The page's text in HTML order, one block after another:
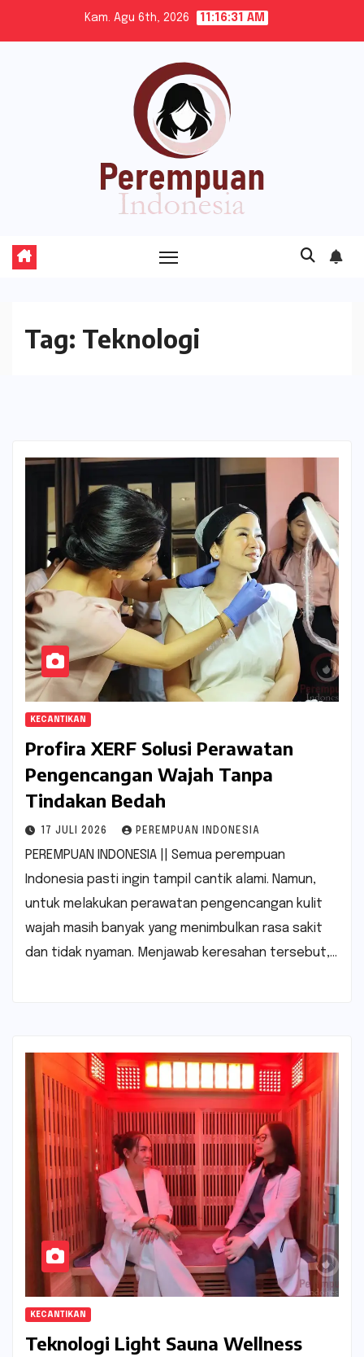
Kam. Agu 6th, 2026 11:16:32 AM
Tag: Teknologi
KECANTIKAN
Profira XERF Solusi Perawatan
Pengencangan Wajah Tanpa
Tindakan Bedah
17 JULI 2026 PEREMPUAN INDONESIA
PEREMPUAN INDONESIA || Semua perempuan
Indonesia pasti ingin tampil cantik alami. Namun,
untuk melakukan perawatan pengencangan kulit
wajah masih banyak yang menimbulkan rasa sakit
dan tidak nyaman. Menjawab keresahan tersebut,…
KECANTIKAN
Teknologi Light Sauna Wellness